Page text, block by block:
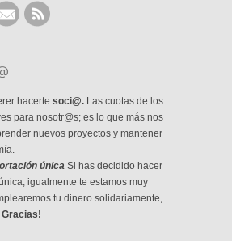
hacerte soci@. Las cuotas de los
para nosotr@s; es lo que más nos
nuevos proyectos y mantener
única Si has decidido hacer
igualmente te estamos muy
tu dinero solidariamente,
Gracias!